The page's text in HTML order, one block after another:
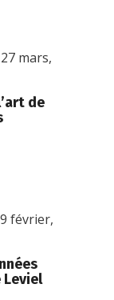
de
27 mars,
février,